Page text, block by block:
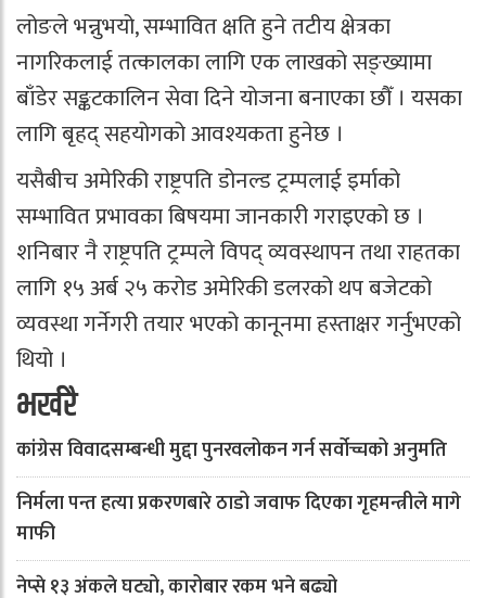
लोङले भन्नुभयो, सम्भावित क्षति हुने तटीय क्षेत्रका
नागरिकलाई तत्कालका लागि एक लाखको सङ्ख्यामा
बाँडेर सङ्कटकालिन सेवा दिने योजना बनाएका छौँ । यसका
लागि बृहद् सहयोगको आवश्यकता हुनेछ ।
यसैबीच अमेरिकी राष्ट्रपति डोनल्ड ट्रम्पलाई इर्माको
सम्भावित प्रभावका बिषयमा जानकारी गराइएको छ ।
शनिबार नै राष्ट्रपति ट्रम्पले विपद् व्यवस्थापन तथा राहतका
लागि १५ अर्ब २५ करोड अमेरिकी डलरको थप बजेटको
व्यवस्था गर्नेगरी तयार भएको कानूनमा हस्ताक्षर गर्नुभएको
थियो ।
भर्खरै
कांग्रेस विवादसम्बन्धी मुद्दा पुनरवलोकन गर्न सर्वोच्चको अनुमति
निर्मला पन्त हत्या प्रकरणबारे ठाडो जवाफ दिएका गृहमन्त्रीले मागे
माफी
नेप्से १३ अंकले घट्यो, कारोबार रकम भने बढ्यो